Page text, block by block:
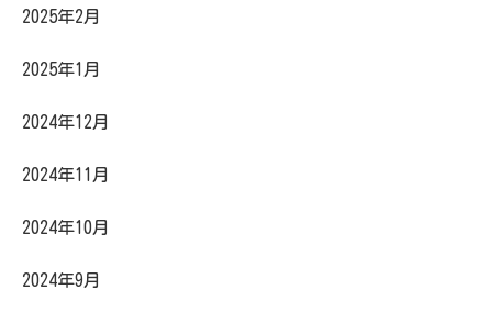
2025年2月
2025年1月
2024年12月
2024年11月
2024年10月
2024年9月